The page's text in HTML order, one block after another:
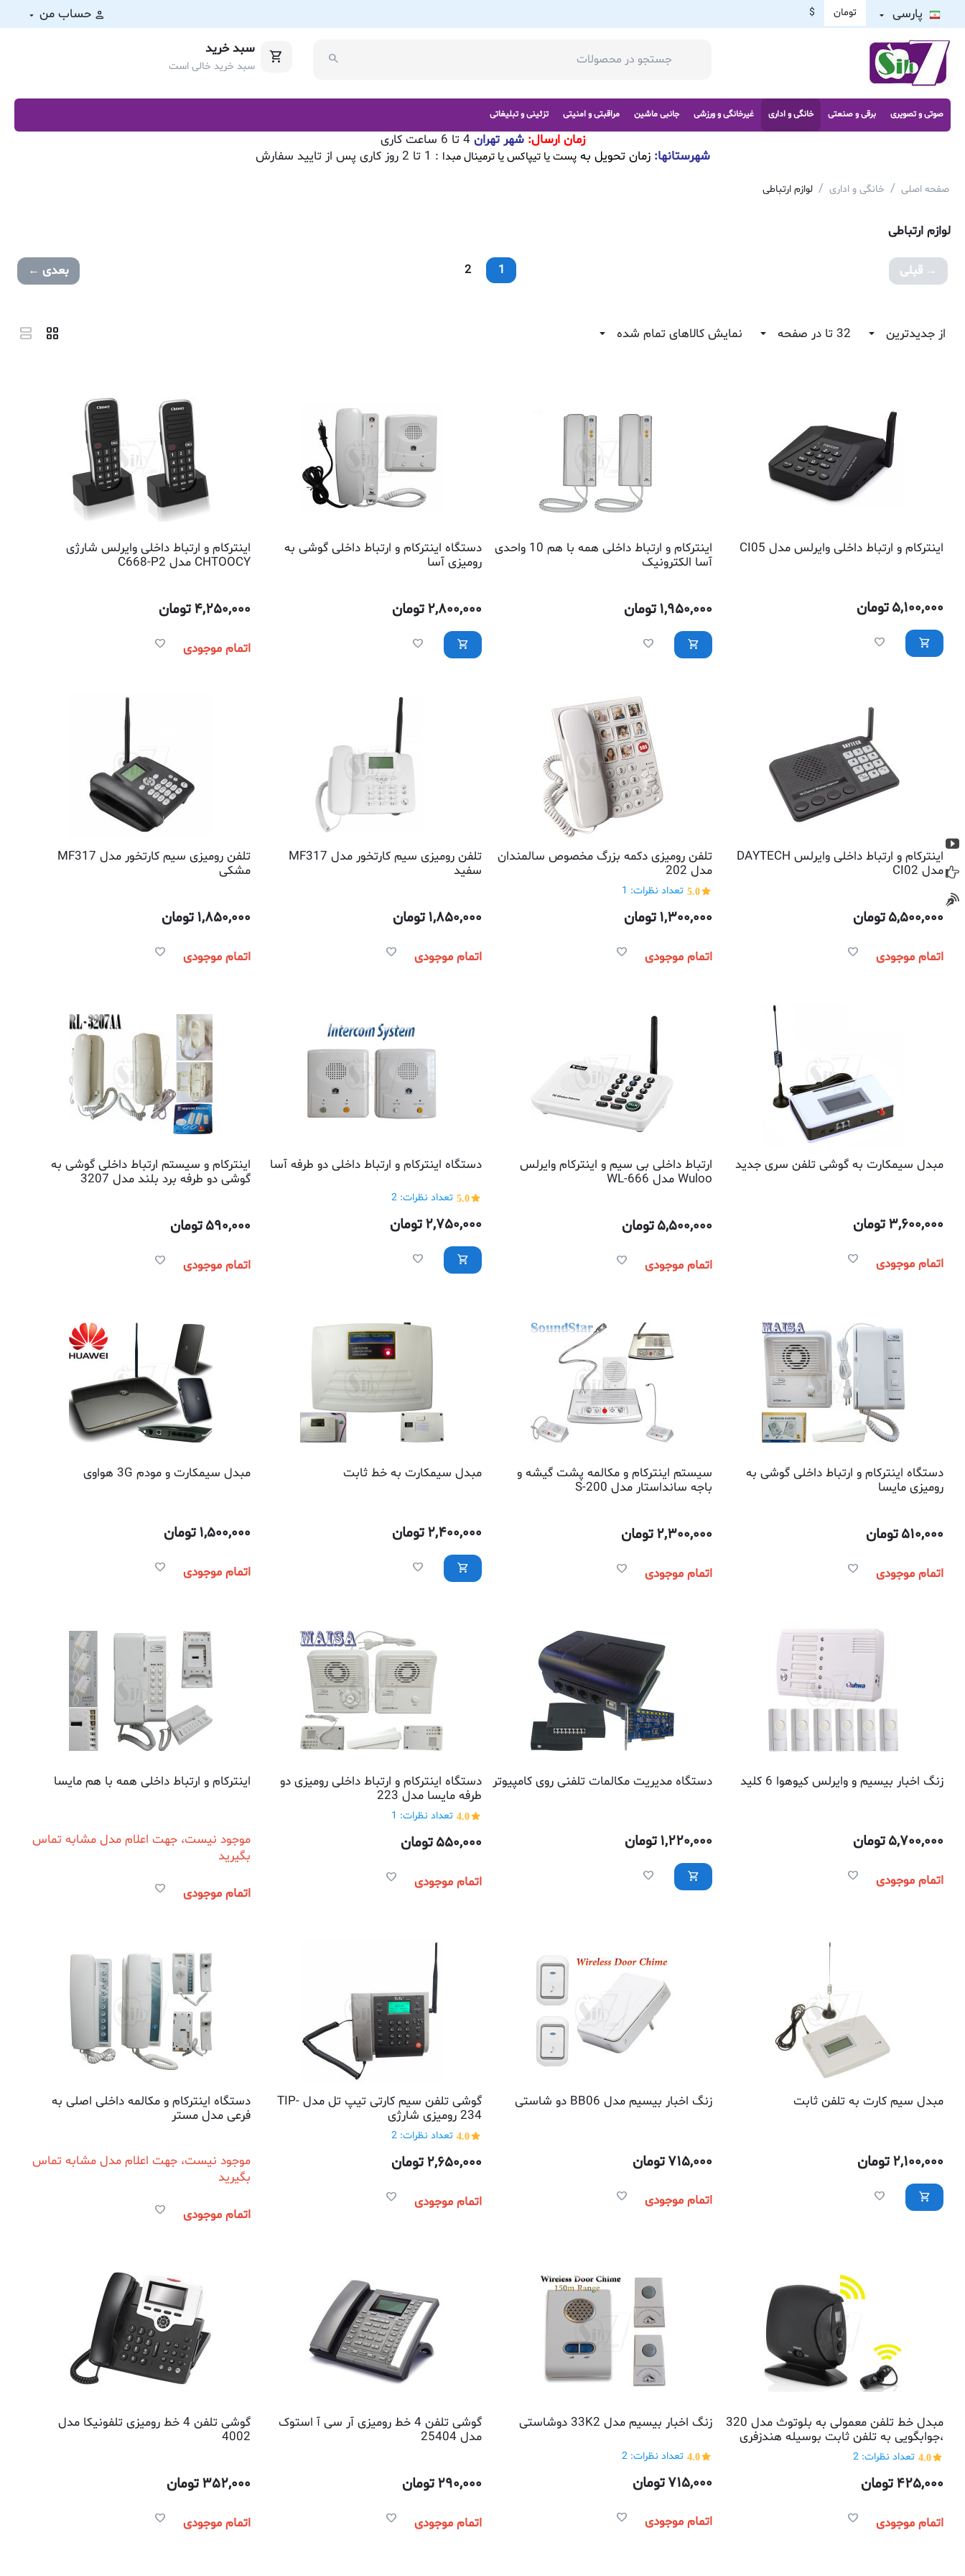
پارسی تومان $ حساب من
سبد خرید
سبد خرید خالی است
صوتی و تصویری برقی و صنعتی خانگی و اداری غیرخانگی و ورزشی جانبی ماشین مراقبتی و امنیتی تزئینی و تبلیغاتی
زمان ارسال:شهر تهران 4 تا 6 ساعت کاری
شهرستانها:زمان تحویل بهپست یا تیپاکس یا ترمینال مبدا : 1 تا 2 روز کاری پس از تایید سفارش
صفحه اصلی / خانگی و اداری / لوازم ارتباطی
لوازم ارتباطی
قبلی 1
2 بعدی
از جدیدترین 32 تا در صفحه نمایش کالاهای تمام شده
اینترکام و ارتباط داخلی وایرلس مدل CI05
5,100,000تومان
اینترکام و ارتباط داخلی همه با هم 10 واحدی
آسا الکترونیک
1,950,000تومان
دستگاه اینترکام و ارتباط داخلی گوشی به
رومیزی آسا
2,800,000تومان
اینترکام و ارتباط داخلی وایرلس شارژی
CHTOOCY مدل C668-P2
4,250,000تومان
اتمام موجودی
اینترکام و ارتباط داخلی وایرلس DAYTECH
مدل CI02
5,500,000تومان
اتمام موجودی
تلفن رومیزی دکمه بزرگ مخصوص سالمندان
مدل 202
5.0 تعداد نظرات: 1
1,300,000تومان
اتمام موجودی
تلفن رومیزی سیم کارتخور مدل MF317
سفید
1,850,000تومان
اتمام موجودی
تلفن رومیزی سیم کارتخور مدل MF317
مشکی
1,850,000تومان
اتمام موجودی
مبدل سیمکارت به گوشی تلفن سری جدید
3,600,000تومان
اتمام موجودی
ارتباط داخلی بی سیم و اینترکام وایرلس
Wuloo مدل WL-666
5,500,000تومان
اتمام موجودی
دستگاه اینترکام و ارتباط داخلی دو طرفه آسا
5.0 تعداد نظرات: 2
2,750,000تومان
اینترکام و سیستم ارتباط داخلی گوشی به
گوشی دو طرفه برد بلند مدل 3207
590,000تومان
اتمام موجودی
دستگاه اینترکام و ارتباط داخلی گوشی به
رومیزی مایسا
510,000تومان
اتمام موجودی
سیستم اینترکام و مکالمه پشت گیشه و
باجه سانداستار مدل S-200
2,300,000تومان
اتمام موجودی
مبدل سیمکارت به خط ثابت
2,400,000تومان
مبدل سیمکارت و مودم 3G هواوی
1,500,000تومان
اتمام موجودی
زنگ اخبار بیسیم و وایرلس کیوهوا 6 کلید
5,700,000تومان
اتمام موجودی
دستگاه مدیریت مکالمات تلفنی روی کامپیوتر
1,220,000تومان
دستگاه اینترکام و ارتباط داخلی رومیزی دو
طرفه مایسا مدل 223
4.0 تعداد نظرات: 1
550,000تومان
اتمام موجودی
اینترکام و ارتباط داخلی همه با هم مایسا
موجود نیست، جهت اعلام مدل مشابه تماس
بگیرید
اتمام موجودی
مبدل سیم کارت به تلفن ثابت
2,100,000تومان
زنگ اخبار بیسیم مدل BB06 دو شاستی
715,000تومان
اتمام موجودی
گوشی تلفن سیم کارتی تیپ تل مدل TIP-
234 رومیزی شارژی
4.0 تعداد نظرات: 2
2,650,000تومان
اتمام موجودی
دستگاه اینترکام و مکالمه داخلی اصلی به
فرعی مدل مستر
موجود نیست، جهت اعلام مدل مشابه تماس
بگیرید
اتمام موجودی
مبدل خط تلفن معمولی به بلوتوث مدل 320
،جوابگویی به تلفن ثابت بوسیله هندزفری
بلوتوثی بیسیم
4.0 تعداد نظرات: 2
425,000تومان
اتمام موجودی
زنگ اخبار بیسیم مدل 33K2 دوشاستی
4.0 تعداد نظرات: 2
715,000تومان
اتمام موجودی
گوشی تلفن 4 خط رومیزی آر سی آ استوک
مدل 25404
290,000تومان
اتمام موجودی
گوشی تلفن 4 خط رومیزی تلفونیکا مدل
4002
352,000تومان
اتمام موجودی